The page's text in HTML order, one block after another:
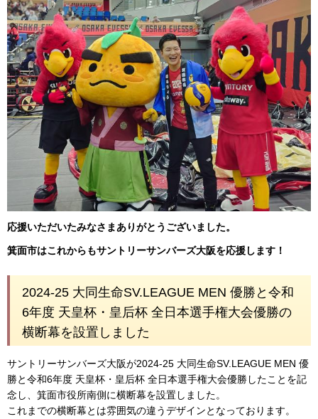
応援いただいたみなさまありがとうございました。
箕面市はこれからもサントリーサンバーズ大阪を応援します！
2024-25 大同生命SV.LEAGUE MEN 優勝と令和
6年度 天皇杯・皇后杯 全日本選手権大会優勝の
横断幕を設置しました
サントリーサンバーズ大阪が2024-25 大同生命SV.LEAGUE MEN 優
勝と令和6年度 天皇杯・皇后杯 全日本選手権大会優勝したことを記
念し、箕面市役所南側に横断幕を設置しました。
これまでの横断幕とは雰囲気の違うデザインとなっております。